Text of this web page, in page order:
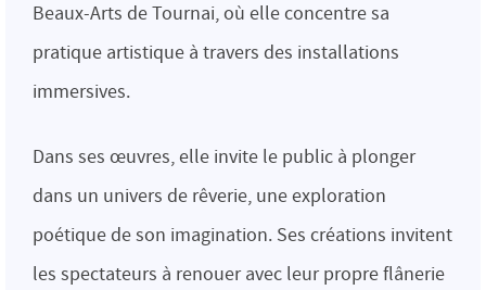
Beaux-Arts de Tournai, où elle concentre sa
pratique artistique à travers des installations
immersives.
Dans ses œuvres, elle invite le public à plonger
dans un univers de rêverie, une exploration
poétique de son imagination. Ses créations invitent
les spectateurs à renouer avec leur propre flânerie